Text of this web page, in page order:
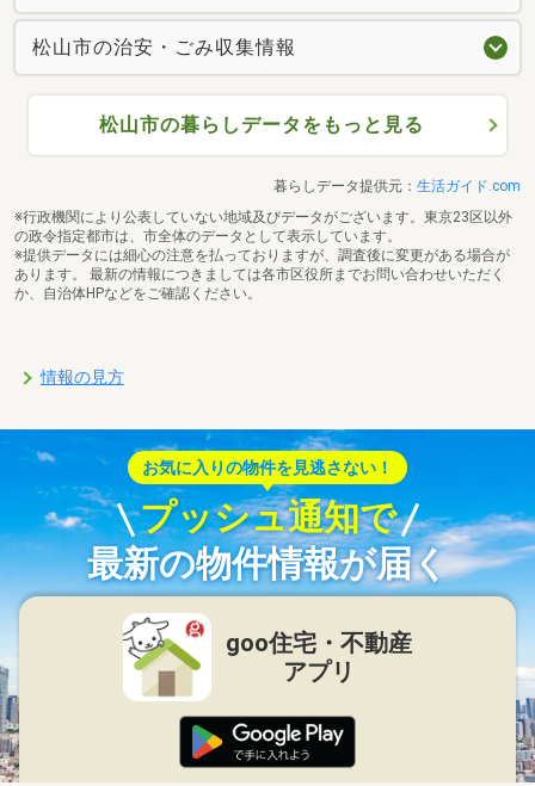
松山市の治安・ごみ収集情報
松山市の暮らしデータをもっと見る
暮らしデータ提供元： 生活ガイド.com
※行政機関により公表していない地域及びデータがございます。東京23区以外
の政令指定都市は、市全体のデータとして表示しています。
※提供データには細心の注意を払っておりますが、調査後に変更がある場合が
あります。 最新の情報につきましては各市区役所までお問い合わせいただく
か、自治体HPなどをご確認ください。
情報の見方
お気に入りの物件を見逃さない！
プッシュ通知で
最新の物件情報が届く
goo住宅・不動産
アプリ